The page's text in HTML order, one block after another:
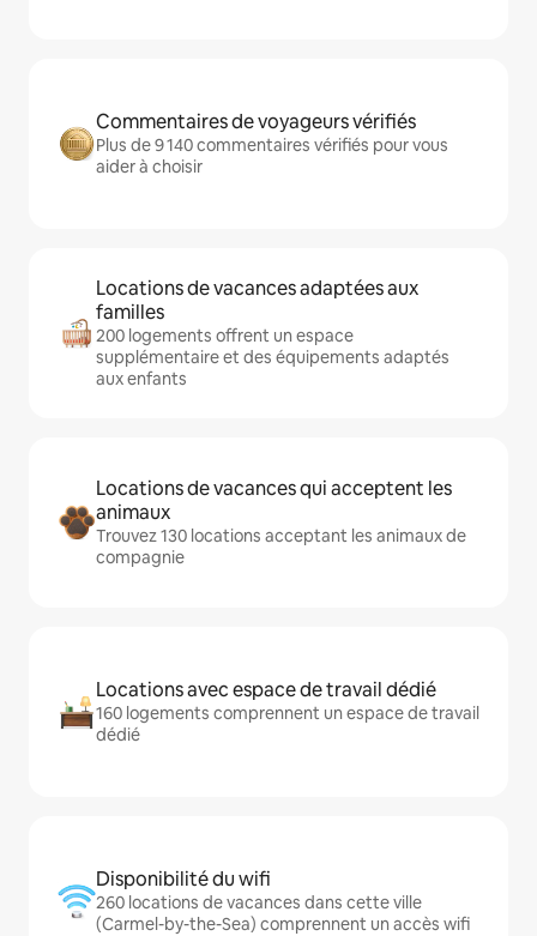
Commentaires de voyageurs vérifiés
Plus de 9 140 commentaires vérifiés pour vous
aider à choisir
Locations de vacances adaptées aux
familles
200 logements offrent un espace
supplémentaire et des équipements adaptés
aux enfants
Locations de vacances qui acceptent les
animaux
Trouvez 130 locations acceptant les animaux de
compagnie
Locations avec espace de travail dédié
160 logements comprennent un espace de travail
dédié
Disponibilité du wifi
260 locations de vacances dans cette ville
(Carmel-by-the-Sea) comprennent un accès wifi